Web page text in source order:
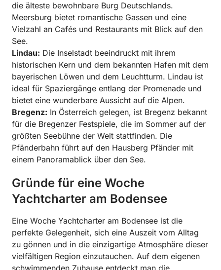
die älteste bewohnbare Burg Deutschlands.
Meersburg bietet romantische Gassen und eine
Vielzahl an Cafés und Restaurants mit Blick auf den
See.
Lindau: Die Inselstadt beeindruckt mit ihrem
historischen Kern und dem bekannten Hafen mit dem
bayerischen Löwen und dem Leuchtturm. Lindau ist
ideal für Spaziergänge entlang der Promenade und
bietet eine wunderbare Aussicht auf die Alpen.
Bregenz: In Österreich gelegen, ist Bregenz bekannt
für die Bregenzer Festspiele, die im Sommer auf der
größten Seebühne der Welt stattfinden. Die
Pfänderbahn führt auf den Hausberg Pfänder mit
einem Panoramablick über den See.
Gründe für eine Woche
Yachtcharter am Bodensee
Eine Woche Yachtcharter am Bodensee ist die
perfekte Gelegenheit, sich eine Auszeit vom Alltag
zu gönnen und in die einzigartige Atmosphäre dieser
vielfältigen Region einzutauchen. Auf dem eigenen